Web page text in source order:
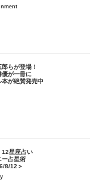
らが登場！
優が一冊に
が絶賛発売中
12星座占い
ー占星術
8/12＞